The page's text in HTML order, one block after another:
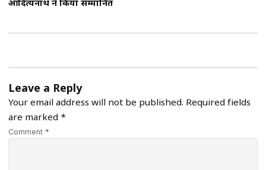
आदित्यनाथ ने किया सम्मानित
Leave a Reply
Your email address will not be published. Required fields
are marked *
Comment *